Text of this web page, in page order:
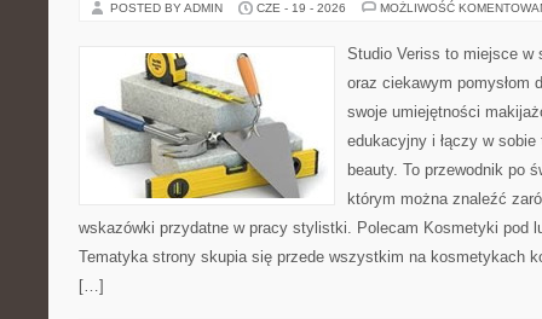
POSTED BY ADMIN CZE - 19 - 2026 MOŻLIWOŚĆ
Studio Veriss to miejsce w
oraz ciekawym pomysłom
swoje umiejętności
edukacyjny i łączy w
beauty. To przewodnik po
którym można znaleźć
wskazówki przydatne w pracy stylistki. Polecam Kosmetyki pod
Tematyka strony skupia się przede wszystkim na kosmetykach
[…]